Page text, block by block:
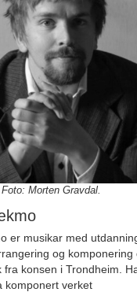
Morten Gravdal.
er musikar med
og komponering
fra konsen i Trondheim.
komponert verket